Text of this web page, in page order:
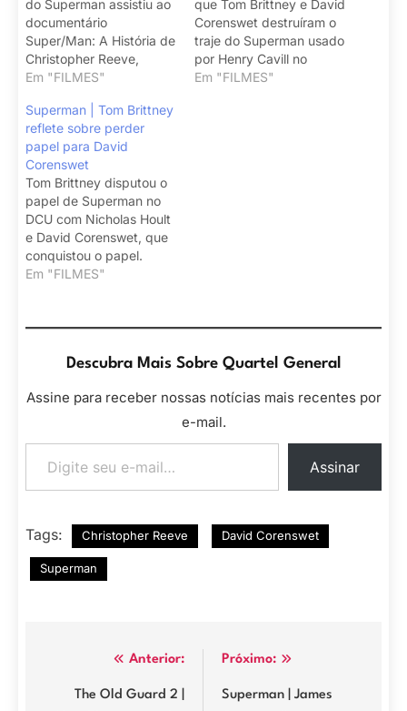
do Superman assistiu ao
documentário
Super/Man: A História de
Christopher Reeve,
segundo James Gunn.
Em "FILMES"
que Tom Brittney e David
Corenswet destruíram o
traje do Superman usado
por Henry Cavill no
DCEU.
Em "FILMES"
Superman | Tom Brittney
reflete sobre perder
papel para David
Corenswet
Tom Brittney disputou o
papel de Superman no
DCU com Nicholas Hoult
e David Corenswet, que
conquistou o papel.
Em "FILMES"
Descubra Mais Sobre Quartel General
Assine para receber nossas notícias mais recentes por
e-mail.
Digite seu e-mail…
Assinar
Tags: Christopher Reeve David Corenswet
Superman
NavegaçãoAnterior:
The Old Guard 2 |
Próximo:
Superman | James